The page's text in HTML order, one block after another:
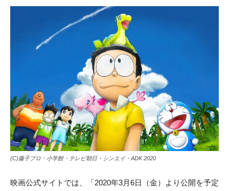
(C)藤子プロ・小学館・テレビ朝日・シンエイ・ADK 2020
映画公式サイトでは、「2020年3月6日（金）より公開を予定